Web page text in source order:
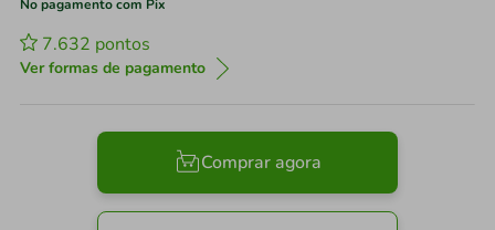
No pagamento com Pix
7.632 pontos
Ver formas de pagamento
Comprar agora